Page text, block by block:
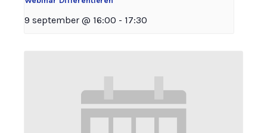
9 september @ 16:00 - 17:30